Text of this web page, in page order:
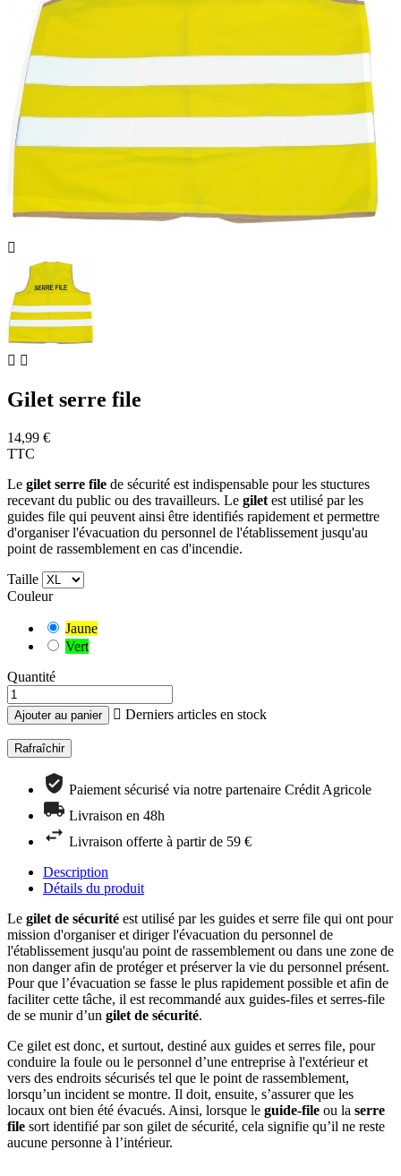

 
Gilet serre file
14,99 €
TTC
Le gilet serre file de sécurité est indispensable pour les stuctures
recevant du public ou des travailleurs. Le gilet est utilisé par les
guides file qui peuvent ainsi être identifiés rapidement et permettre
d'organiser l'évacuation du personnel de l'établissement jusqu'au
point de rassemblement en cas d'incendie.
Taille
Couleur
Jaune
Vert
Quantité
Ajouter au panier  Derniers articles en stock
Paiement sécurisé via notre partenaire Crédit Agricole
Livraison en 48h
Livraison offerte à partir de 59 €
Description
Détails du produit
Le gilet de sécurité est utilisé par les guides et serre file qui ont pour
mission d'organiser et diriger l'évacuation du personnel de
l'établissement jusqu'au point de rassemblement ou dans une zone de
non danger afin de protéger et préserver la vie du personnel présent.
Pour que l’évacuation se fasse le plus rapidement possible et afin de
faciliter cette tâche, il est recommandé aux guides-files et serres-file
de se munir d’un gilet de sécurité.
Ce gilet est donc, et surtout, destiné aux guides et serres file, pour
conduire la foule ou le personnel d’une entreprise à l'extérieur et
vers des endroits sécurisés tel que le point de rassemblement,
lorsqu’un incident se montre. Il doit, ensuite, s’assurer que les
locaux ont bien été évacués. Ainsi, lorsque le guide-file ou la serre
file sort identifié par son gilet de sécurité, cela signifie qu’il ne reste
aucune personne à l’intérieur.